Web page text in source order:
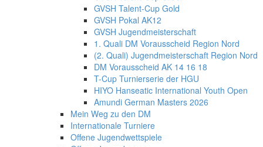
GVSH Talent-Cup Gold
GVSH Pokal AK12
GVSH Jugendmeisterschaft
1. Quali DM Vorausscheid Region Nord
(2. Quali) Jugendmeisterschaft Region Nord
DM Vorausscheid AK 14 16 18
T-Cup Turnierserie der HGU
HIYO Hanseatic International Youth Open
Amundi German Masters 2026
Mein Weg zu den DM
Internationale Turniere
Offene Jugendwettspiele